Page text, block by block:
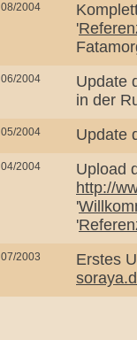
08/2004
'
06/2004
Update
in der
05/2004 Update
04/2004
Upload
http://
'
'
07/2003
Erstes